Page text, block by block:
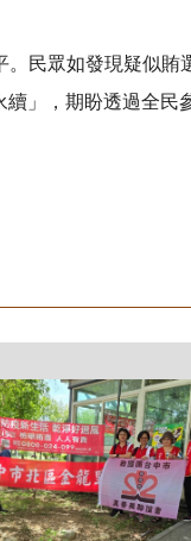
民眾如發現疑似賄
」，期盼透過全民